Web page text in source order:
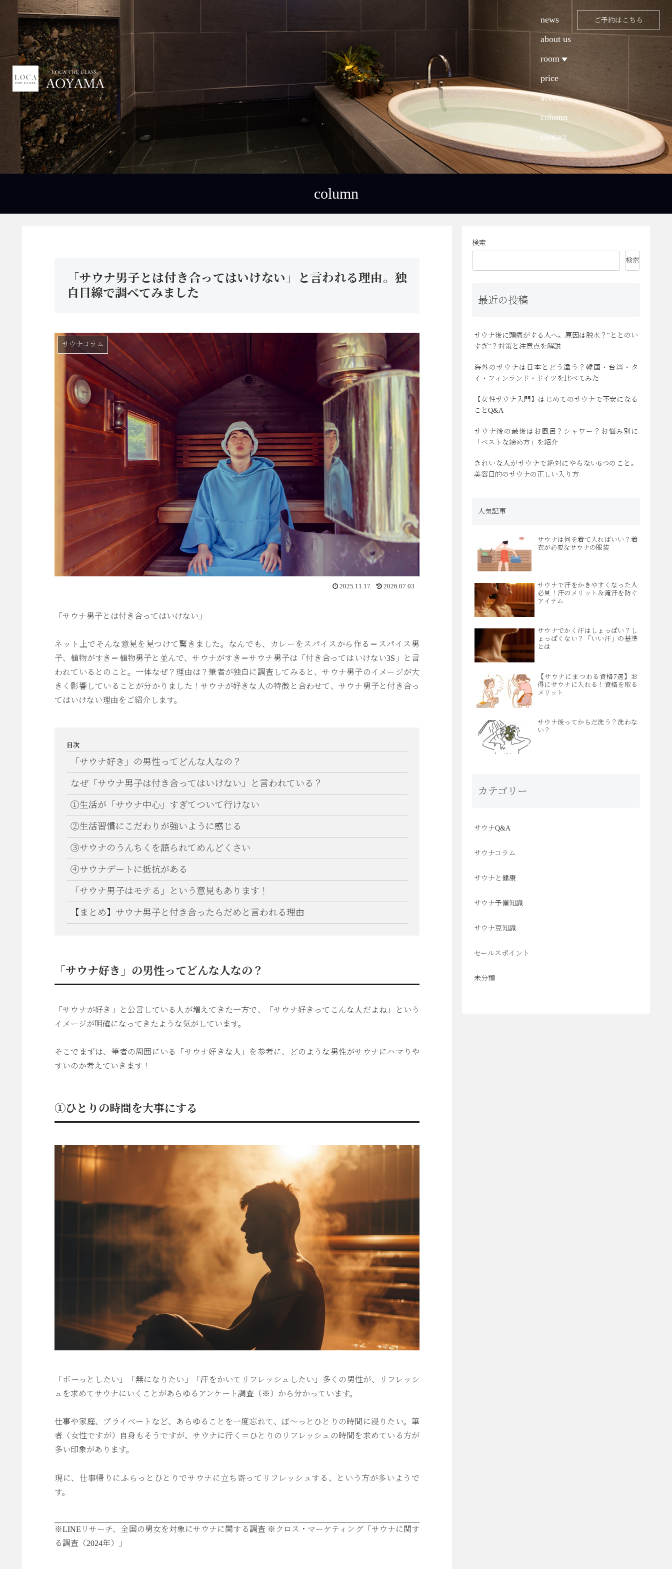
news
about us
room
price
access
column
contact
ご予約はこちら
column
「サウナ男子とは付き合ってはいけない」と言われる理由。独
自目線で調べてみました
サウナコラム
2025.11.17 2026.07.03
「サウナ男子とは付き合ってはいけない」
ネット上でそんな意見を見つけて驚きました。なんでも、カレーをスパイスから作る＝スパイス男
子、植物がすき＝植物男子と並んで、サウナがすき＝サウナ男子は「付き合ってはいけない3S」と言
われているとのこと。一体なぜ？理由は？筆者が独自に調査してみると、サウナ男子のイメージが大
きく影響していることが分かりました！サウナが好きな人の特徴と合わせて、サウナ男子と付き合っ
てはいけない理由をご紹介します。
目次
「サウナ好き」の男性ってどんな人なの？
なぜ「サウナ男子は付き合ってはいけない」と言われている？
①生活が「サウナ中心」すぎてついて行けない
②生活習慣にこだわりが強いように感じる
③サウナのうんちくを語られてめんどくさい
④サウナデートに抵抗がある
「サウナ男子はモテる」という意見もあります！
【まとめ】サウナ男子と付き合ったらだめと言われる理由
「サウナ好き」の男性ってどんな人なの？
「サウナが好き」と公言している人が増えてきた一方で、「サウナ好きってこんな人だよね」という
イメージが明確になってきたような気がしています。
そこでまずは、筆者の周囲にいる「サウナ好きな人」を参考に、どのような男性がサウナにハマりや
すいのか考えていきます！
①ひとりの時間を大事にする
「ボーっとしたい」「無になりたい」「汗をかいてリフレッシュしたい」多くの男性が、リフレッシ
ュを求めてサウナにいくことがあらゆるアンケート調査（※）から分かっています。
仕事や家庭、プライベートなど、あらゆることを一度忘れて、ぼ〜っとひとりの時間に浸りたい。筆
者（女性ですが）自身もそうですが、サウナに行く＝ひとりのリフレッシュの時間を求めている方が
多い印象があります。
現に、仕事帰りにふらっとひとりでサウナに立ち寄ってリフレッシュする、という方が多いようで
す。
※LINEリサーチ、全国の男女を対象にサウナに関する調査 ※ クロス・マーケティング「サウナに関す
る調査（2024年）」
検索
検索
最近の投稿
サウナ後に頭痛がする人へ。原因は脱水？“ととのい
すぎ”？対策と注意点を解説
海外のサウナは日本とどう違う？韓国・台湾・タ
イ・フィンランド・ドイツを比べてみた
【女性サウナ入門】はじめてのサウナで不安になる
ことQ&A
サウナ後の最後はお風呂？シャワー？お悩み別に
「ベストな締め方」を紹介
きれいな人がサウナで絶対にやらない6つのこと。
美容目的のサウナの正しい入り方
人気記事
サウナは何を着て入ればいい？着
衣が必要なサウナの服装
サウナで汗をかきやすくなった人
必見！汗のメリット＆滝汗を防ぐ
アイテム
サウナでかく汗はしょっぱい？し
ょっぱくない？「いい汗」の基準
とは
【サウナにまつわる資格7選】お
得にサウナに入れる！資格を取る
メリット
サウナ後ってからだ洗う？洗わな
い？
カテゴリー
サウナQ&A
サウナコラム
サウナと健康
サウナ予備知識
サウナ豆知識
セールスポイント
未分類